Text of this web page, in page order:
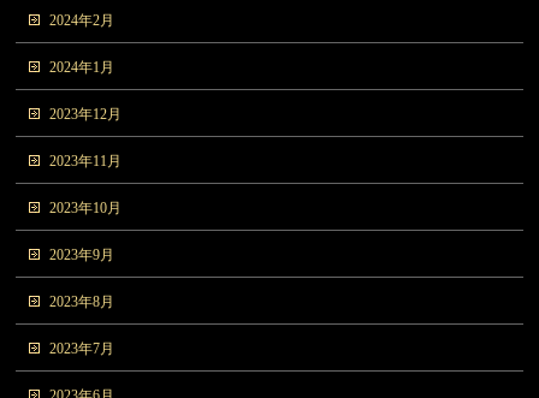
2024年2月
2024年1月
2023年12月
2023年11月
2023年10月
2023年9月
2023年8月
2023年7月